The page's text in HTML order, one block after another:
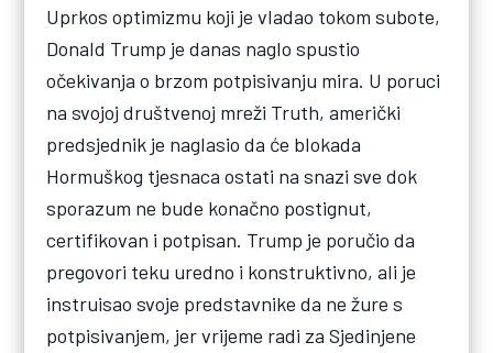
Uprkos optimizmu koji je vladao tokom subote,
Donald Trump je danas naglo spustio
očekivanja o brzom potpisivanju mira. U poruci
na svojoj društvenoj mreži Truth, američki
predsjednik je naglasio da će blokada
Hormuškog tjesnaca ostati na snazi sve dok
sporazum ne bude konačno postignut,
certifikovan i potpisan. Trump je poručio da
pregovori teku uredno i konstruktivno, ali je
instruisao svoje predstavnike da ne žure s
potpisivanjem, jer vrijeme radi za Sjedinjene